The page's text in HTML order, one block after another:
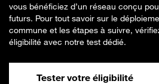
vous bénéficiez d’un réseau conçu
futurs. Pour tout savoir sur le
commune et les étapes à suivre,
éligibilité avec notre test dédié.
Tester votre éligibilité